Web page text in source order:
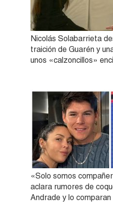
Nicolás Solabarrieta
traición de Guarén y
unos «calzoncillos»
«Solo somos
aclara rumores de
Andrade y lo comparan